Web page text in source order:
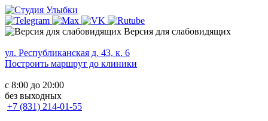
Версия для слабовидящих
ул. Республиканская д. 43, к. 6
Построить маршрут до клиники
с 8:00 до 20:00
без выходных
+7 (831) 214-01-55